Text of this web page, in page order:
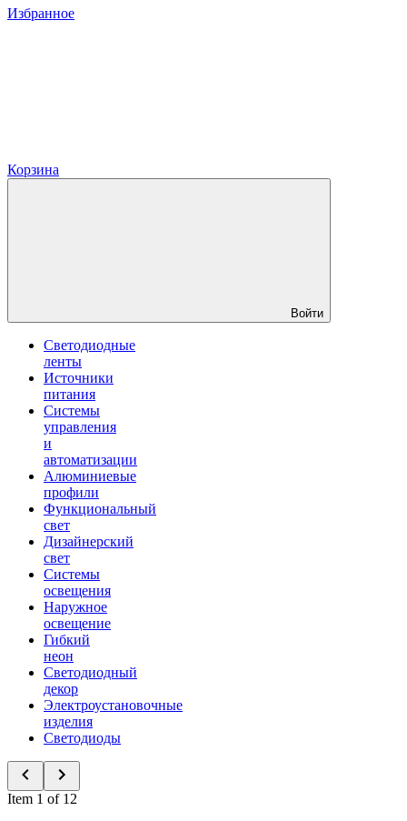
Избранное
Корзина
Войти
Светодиодные
ленты
Источники
питания
Системы
управления
и
автоматизации
Алюминиевые
профили
Функциональный
свет
Дизайнерский
свет
Системы
освещения
Наружное
освещение
Гибкий
неон
Светодиодный
декор
Электроустановочные
изделия
Светодиоды
Item 1 of 12